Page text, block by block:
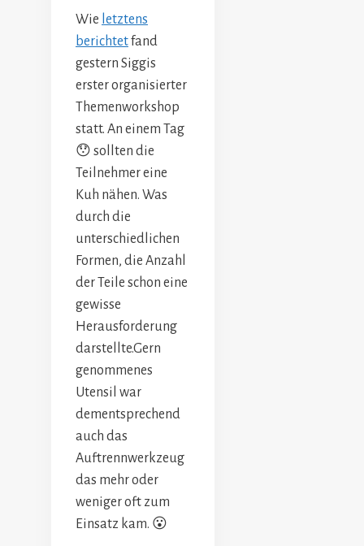
Wie letztens
berichtetfand
gestern Siggis
erster organisierter
Themenworkshop
statt. An einem Tag
😯 sollten die
Teilnehmer eine
Kuh nähen. Was
durch die
unterschiedlichen
Formen, die Anzahl
der Teile schon eine
gewisse
Herausforderung
darstellte.Gern
genommenes
Utensil war
dementsprechend
auch das
Auftrennwerkzeug
das mehr oder
weniger oft zum
Einsatz kam. 😮